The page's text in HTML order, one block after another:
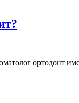
ортодонт